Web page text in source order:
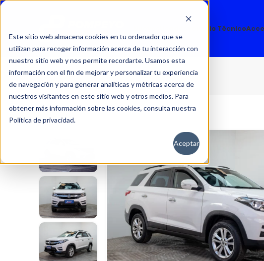
Este sitio web almacena cookies en tu ordenador que se
utilizan para recoger información acerca de tu interacción con
nuestro sitio web y nos permite recordarte. Usamos esta
información con el fin de mejorar y personalizar tu experiencia
de navegación y para generar analíticas y métricas acerca de
nuestros visitantes en este sitio web y otros medios. Para
obtener más información sobre las cookies, consulta nuestra
Política de privacidad.
Aceptar
Servicio Técnico
Inicio Autos Usados DFSK SUV 560